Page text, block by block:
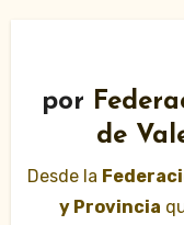
por
de
Desde la
y Provincia